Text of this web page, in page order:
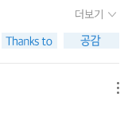
이 아니다. 입양은 물론
가족에 대한 정답은
부시게>에서 인간의
누구나 불쌍하고 애
다. 길에 세워진 옷걸
히 알고서 꿈을 꾸는
낌이었다. 첫 문장은
볼 만큼 심신미약자
도 않았어요.”독자는
더보기